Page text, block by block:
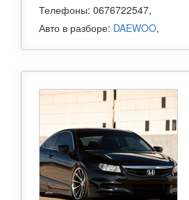
Телефоны: 0676722547,
Авто в разборе: DAEWOO,